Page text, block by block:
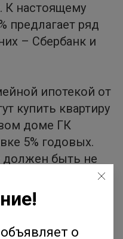
К настоящему
предлагает ряд
– Сбербанк и
ипотекой от
купить квартиру
доме ГК
5% годовых.
должен быть не
от
выгоднее –
о